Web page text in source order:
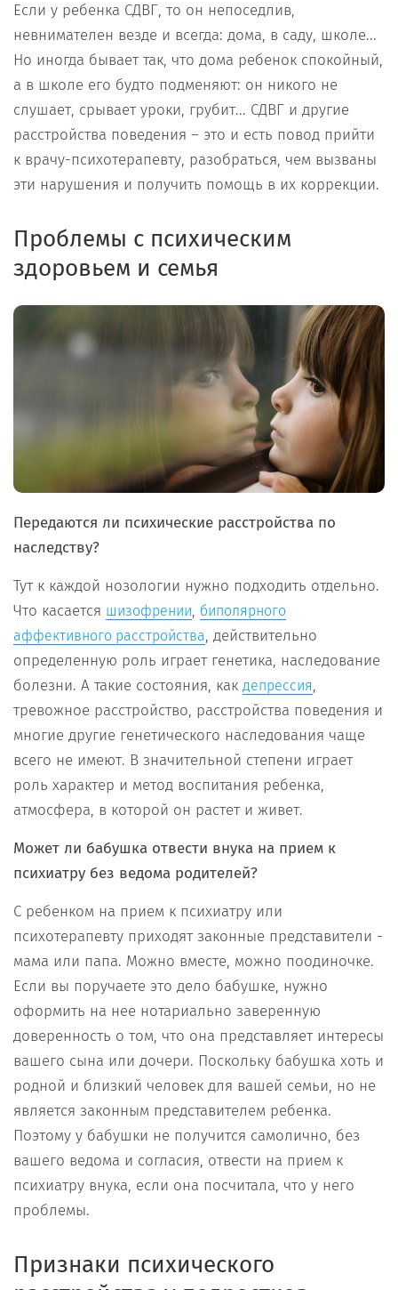
Если у ребенка СДВГ, то он непоседлив,
невнимателен везде и всегда: дома, в саду, школе...
Но иногда бывает так, что дома ребенок спокойный,
а в школе его будто подменяют: он никого не
слушает, срывает уроки, грубит... СДВГ и другие
расстройства поведения – это и есть повод прийти
к врачу-психотерапевту, разобраться, чем вызваны
эти нарушения и получить помощь в их коррекции.
Проблемы с психическим
здоровьем и семья
Передаются ли психические расстройства по
наследству?
Тут к каждой нозологии нужно подходить отдельно.
Что касается шизофрении, биполярного
аффективного расстройства, действительно
определенную роль играет генетика, наследование
болезни. А такие состояния, как депрессия,
тревожное расстройство, расстройства поведения и
многие другие генетического наследования чаще
всего не имеют. В значительной степени играет
роль характер и метод воспитания ребенка,
атмосфера, в которой он растет и живет.
Может ли бабушка отвести внука на прием к
психиатру без ведома родителей?
С ребенком на прием к психиатру или
психотерапевту приходят законные представители -
мама или папа. Можно вместе, можно поодиночке.
Если вы поручаете это дело бабушке, нужно
оформить на нее нотариально заверенную
доверенность о том, что она представляет интересы
вашего сына или дочери. Поскольку бабушка хоть и
родной и близкий человек для вашей семьи, но не
является законным представителем ребенка.
Поэтому у бабушки не получится самолично, без
вашего ведома и согласия, отвести на прием к
психиатру внука, если она посчитала, что у него
проблемы.
Признаки психического